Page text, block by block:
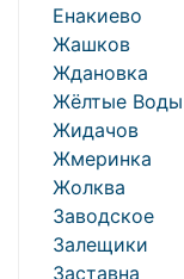
Енакиево
Жашков
Ждановка
Жёлтые Воды
Жидачов
Жмеринка
Жолква
Заводское
Залещики
Заставна